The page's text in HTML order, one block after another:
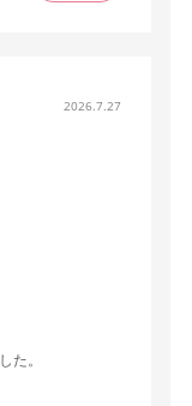
2026.7.27
た。